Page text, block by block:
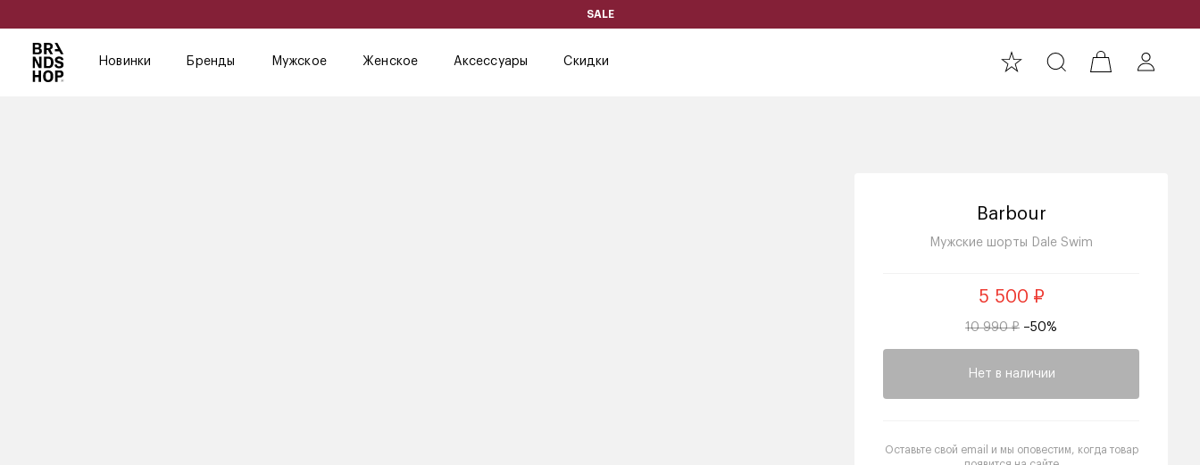
SALE
Новинки Бренды Мужское Женское Аксессуары Скидки
Barbour
Мужские шорты Dale Swim
5 500 ₽
10 990 ₽ –50%
Нет в наличии
Оставьте свой email и мы оповестим, когда товар